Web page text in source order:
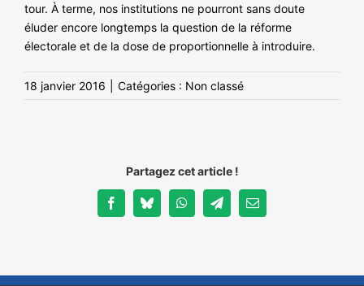
tour. À terme, nos institutions ne pourront sans doute
éluder encore longtemps la question de la réforme
électorale et de la dose de proportionnelle à introduire.
18 janvier 2016 Catégories : Non classé
Partagez cet article !
FacebookBlueskyWhatsAppTelegramEmail